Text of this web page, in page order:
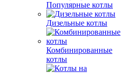
Популярные котлы
Дизельные котлы
Комбинированные
котлы